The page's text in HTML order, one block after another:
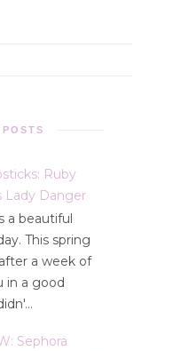
Ruby
Lady Danger
a beautiful
This spring
a week of
in a good
Sephora